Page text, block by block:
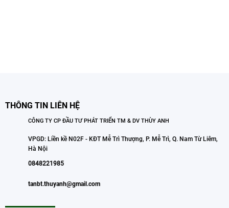
THÔNG TIN LIÊN HỆ
CÔNG TY CP ĐẦU TƯ PHÁT TRIỂN TM & DV THÙY ANH
VPGD: Liền kề N02F - KĐT Mễ Trì Thượng, P. Mễ Trì, Q. Nam Từ Liêm,
Hà Nội
0848221985
tanbt.thuyanh@gmail.com